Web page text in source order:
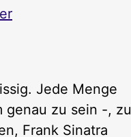
Jede Menge
genau zu sein -, zu
Frank Sinatra